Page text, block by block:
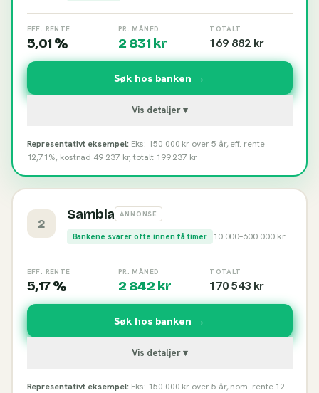
EFF. RENTE
5,01 %
PR. MÅNED
2 831 kr
TOTALT
169 882kr
Søk hos banken →
Vis detaljer ▾
Representativt eksempel: Eks: 150 000 kr over 5 år, eff. rente
12,71%, kostnad 49 237 kr, totalt 199 237 kr
2
Sambla ANNONSE
Bankene svarer ofte innen få timer 10 000–600 000kr
EFF. RENTE
5,17 %
PR. MÅNED
2 842 kr
TOTALT
170 543kr
Søk hos banken →
Vis detaljer ▾
Representativt eksempel: Eks: 150 000 kr over 5 år, nom. rente 12